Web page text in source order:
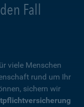
Fall
viele Menschen
rund um Ihr
sichern wir